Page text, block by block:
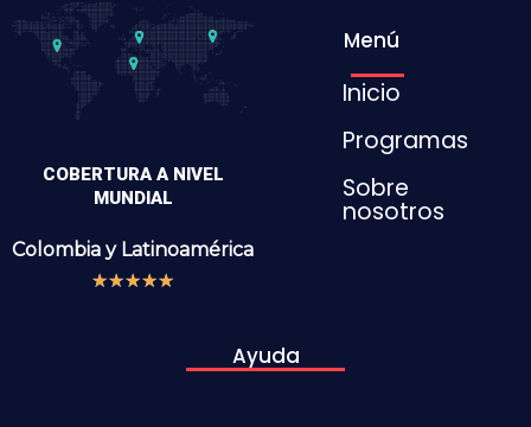
COBERTURA A NIVEL
MUNDIAL
Colombia y Latinoamérica
★★★★★
Menú
Inicio
Programas
Sobre
nosotros
Ayuda